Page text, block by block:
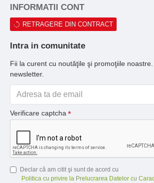
INFORMATII CONT
RETRAGERE DIN CONTRACT
Intra in comunitate
Fii la curent cu noutăţile şi promoţiile
newsletter.
Verificare captcha
Declar că am citit şi sunt de acord cu
Politica cu privire la Prelucrarea Datelor cu